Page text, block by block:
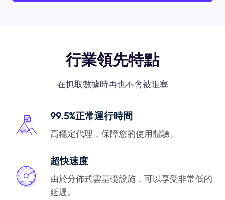
行業領先特點
在抓取數據時再也不會被阻塞
99.5%正常運行時間
高穩定代理，保障您的使用體驗。
超快速度
由於分佈式雲基礎設施，可以享受非常低的
延遲。